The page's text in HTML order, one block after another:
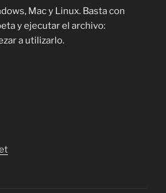
Mac y Linux. Basta con
y ejecutar el archivo:
a utilizarlo.